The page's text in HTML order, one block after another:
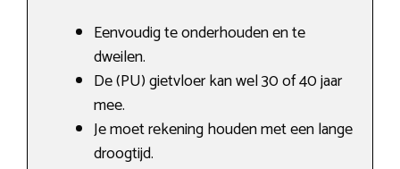
Eenvoudig te onderhouden en te
dweilen.
De (PU) gietvloer kan wel 30 of 40 jaar
mee.
Je moet rekening houden met een lange
droogtijd.